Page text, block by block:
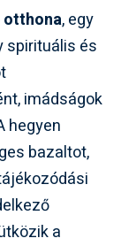
otthona, egy
spirituális és
imádságok
hegyen
bazaltot,
a